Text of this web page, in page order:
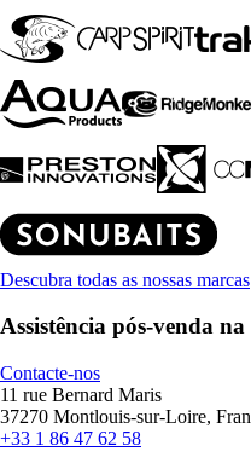
Descubra todas as nossas marcas
Assistência pós-venda
Contacte-nos
11 rue Bernard Maris
37270 Montlouis-sur-Loire,
+33 1 86 47 62 58